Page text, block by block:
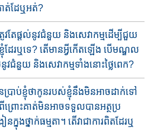
ត់ដែឬអត់​​​?
តែផ្ដល់នូវជំនួយ និងសេវាក​ម្មដើម្បី​ជួយ​
ដែរ​ឬ​ទេ​​? តើមានអ្វីកើត​ឡើង​ បើ​​មណ្ឌល
វជំនួយ និងសេវាកម្ម​ទាំង​​នោះថ្លៃពេក?
រាប់ខ្ញុំថាកូនរបស់ខ្ញុំនឹងមិនអាច​​ដាក់​ទៅ​
ព្រោះ​គាត់មិន​អាច​ទទួល​​បាន​អត្ថ​ប្រ​
នុងថ្នាក់ធម្មតា។ តើវាជា​ការ​ពិតដែរឬ